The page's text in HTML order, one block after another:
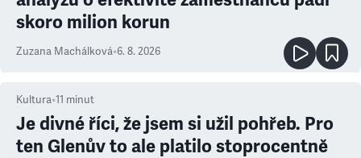
skoro milion korun
Zuzana Machálková•6. 8. 2026
Kultura•11 minut
Je divné říci, že jsem si užil pohřeb. Pro
ten Glenův to ale platilo stoprocentně